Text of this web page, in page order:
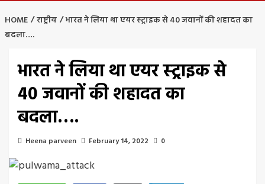
HOME राष्ट्रीय
भारत ने लिया था एयर स्ट्राइक से 40 जवानों की शहादत का
बदला….
भारत ने लिया था एयर स्ट्राइक से
40 जवानों की शहादत का
बदला….
Heena parveen February 14, 2022 0